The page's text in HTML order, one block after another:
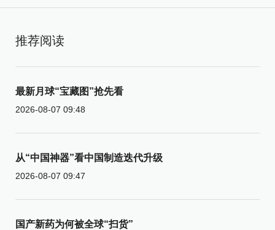
推荐阅读
最新月球“宝藏图”抢先看
2026-08-07 09:48
从“中国神器”看中国制造迭代升级
2026-08-07 09:47
国产新药为何被全球“扫货”